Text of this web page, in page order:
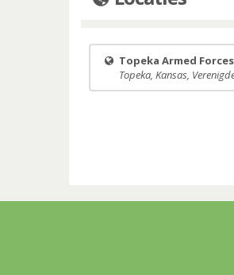
Topeka Armed
Topeka, Kansas,